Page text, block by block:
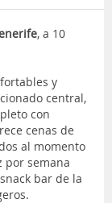
, a 10
y
central,
con
cenas de
al momento
por semana
bar de la